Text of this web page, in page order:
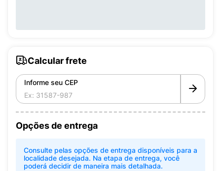
Calcular frete
Informe seu CEP
Opções de entrega
Consulte pelas opções de entrega disponíveis para a
localidade desejada. Na etapa de entrega, você
poderá decidir de maneira mais detalhada.